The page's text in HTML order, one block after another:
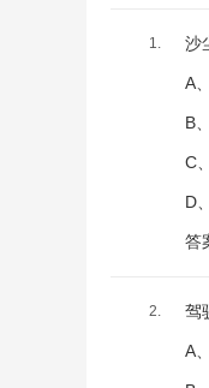
1. 沙
A
B
C
D
答
2. 驾
A